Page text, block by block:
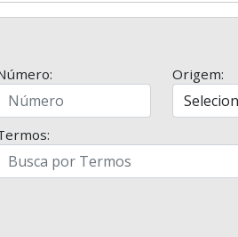
Origem: